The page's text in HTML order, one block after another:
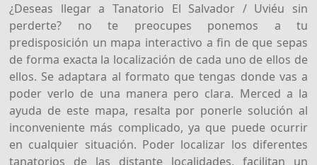
¿Deseas llegar a Tanatorio El Salvador / Uviéu sin
perderte? no te preocupes ponemos a tu
predisposición un mapa interactivo a fin de que sepas
de forma exacta la localización de cada uno de ellos de
ellos. Se adaptara al formato que tengas donde vas a
poder verlo de una manera pero clara. Merced a la
ayuda de este mapa, resalta por ponerle solución al
inconveniente más complicado, ya que puede ocurrir
en cualquier situación. Poder localizar los diferentes
tanatorios de las distante localidades, facilitan un